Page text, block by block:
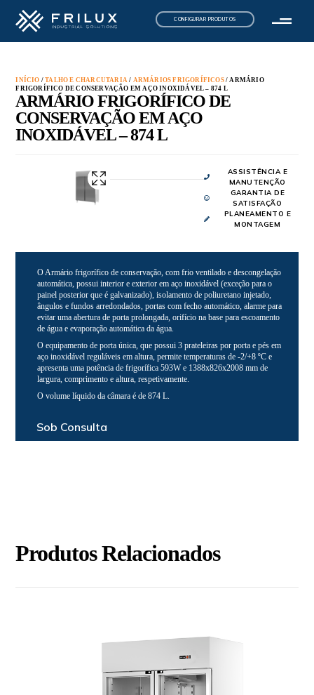
CONFIGURAR PRODUTOS
INÍCIO /TALHO E CHARCUTARIA / ARMÁRIOS FRIGORÍFICOS/ ARMÁRIO
FRIGORÍFICO DE CONSERVAÇÃO EM AÇO INOXIDÁVEL – 874 L
ARMÁRIO FRIGORÍFICO DE
CONSERVAÇÃO EM AÇO
INOXIDÁVEL – 874 L
ASSISTÊNCIA E
MANUTENÇÃO
GARANTIA DE
SATISFAÇÃO
PLANEAMENTO E
MONTAGEM
O Armário frigorífico de conservação, com frio ventilado e descongelação
automática, possui interior e exterior em aço inoxidável (exceção para o
painel posterior que é galvanizado), isolamento de poliuretano injetado,
ângulos e fundos arredondados, portas com fecho automático, alarme para
evitar uma abertura de porta prolongada, orifício na base para escoamento
de água e evaporação automática da água.
O equipamento de porta única, que possui 3 prateleiras por porta e pés em
aço inoxidável reguláveis em altura, permite temperaturas de -2/+8 ºC e
apresenta uma potência de frigorífica 593W e 1388x826x2008 mm de
largura, comprimento e altura, respetivamente.
O volume líquido da câmara é de 874 L.
Sob Consulta
Produtos Relacionados